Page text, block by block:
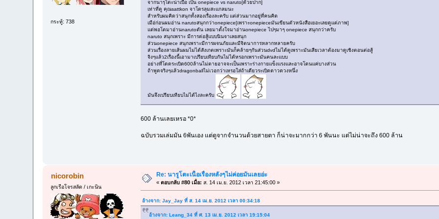
กระทู้: 738
จากนารุโตะน่าเบื่อ เป็น onepiece vs naruto[ด้วยปาก]
เท่าที่ดู คุณsattkon จาโดรลุมสะแกลมนะ
สำหรับผมคิดว่าสนุกทั้งสองเรื่องละครับ แต่ส่วนมากอยู่ที่คนคิด
เมือ่ก่อนผมอ่าน narutoสนุกกว่าonepiece[เพราะonepieceมันเขียนตัวหนังสือเยอะเลยดูแต่ภาพ]
แต่พอโตมาอ่านnarutoตัน เลยมาตั้งใจมาอ่านonepiece ไปๆมาๆ onepiece สนุกกว่าครับ
naruto สนุกเพราะ มีการต่อสู้แบบนินจาเลยสนุก
ส่วนonepiece สนุกเพราะมีการผจนภัยและมีจิตนาการหลากหลายครับ
ส่วนเรื่องลายเส้นผมไม่ได้สังเกตเพราะมันก็คล้ายๆกันส่วนdvdไม่ได้ดูเพราะมันเสียเวลาต้องมาดูเชิงตอนต่อสู้
จิงๆแล้ว2เรื่องนี้เอามาเปรียบเทียบกันไม่ได้หรอกเพราะมันคนละแบบ
อย่างที่โดดระเบิด600ล้านไม่ตายอาจจะเป็นเพราะร่างกายแข็งแรงและอาจโดนแค่บางส่วน
ถ้าพูดจริงๆแล้วdragonballไม่เวอกว่าเหรอใส่ถ้าเดียวระเบิดดาวดวงหนึ่ง
มันจึงเปรียบเทียบไม่ได้ไงละครับ
600 ล้านเลยเหรอ *0*
ฉบับรวมเล่มมัน 6พันเอง แต่ดูจากจำนวนด้วยสายตา ก็น่าจะมากกว่า 6 พันนะ แต่ไม่น่าจะถึง 600 ล้าน
nicorobin
ลูกเรือโจรสลัด / เกะนิน
Re: นารูโตะเนื้อเรื่องหลังๆไม่ค่อยมันเลยอ่ะ
«ตอบกลับ #80 เมื่อ: ส. 14 เม.ย. 2012 เวลา 21:45:00 »
อ้างจาก: Jay_Jay ที่ ส. 14 เม.ย. 2012 เวลา 00:34:18
อ้างจาก: Leang_34 ที่ ศ. 13 เม.ย. 2012 เวลา 19:15:04